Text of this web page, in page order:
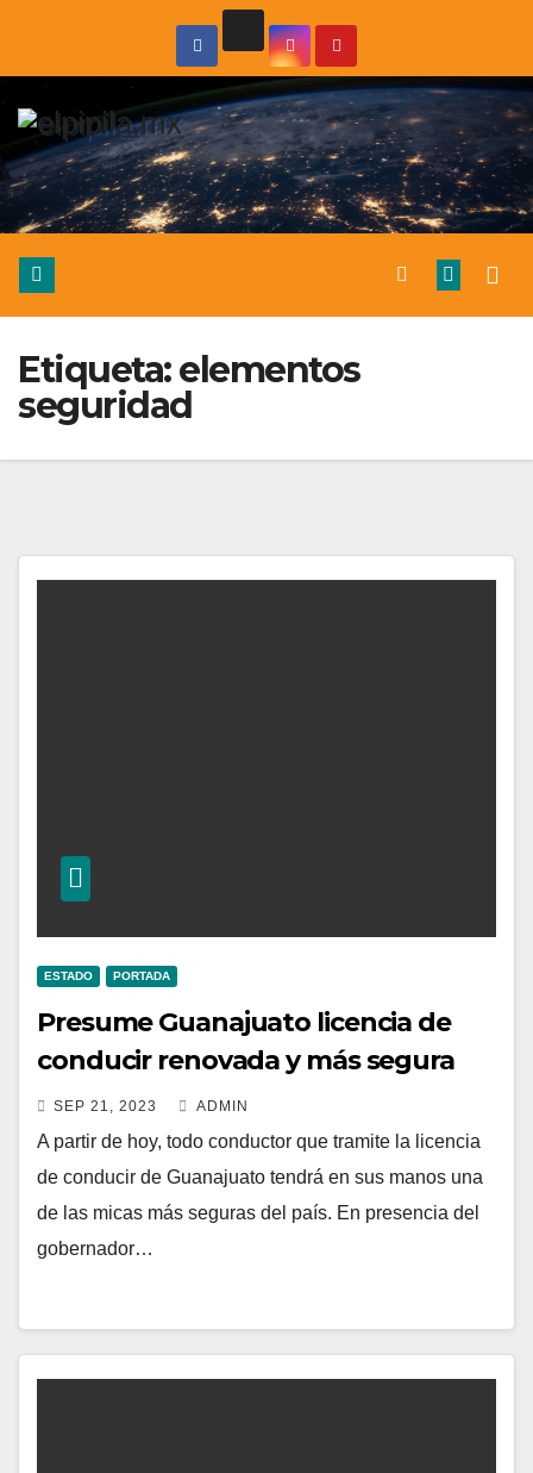
Etiqueta:elementos
seguridad
ESTADO PORTADA
Presume Guanajuato licencia de
conducir renovada y más segura
SEP 21, 2023 ADMIN
A partir de hoy, todo conductor que tramite la licencia
de conducir de Guanajuato tendrá en sus manos una
de las micas más seguras del país. En presencia del
gobernador…